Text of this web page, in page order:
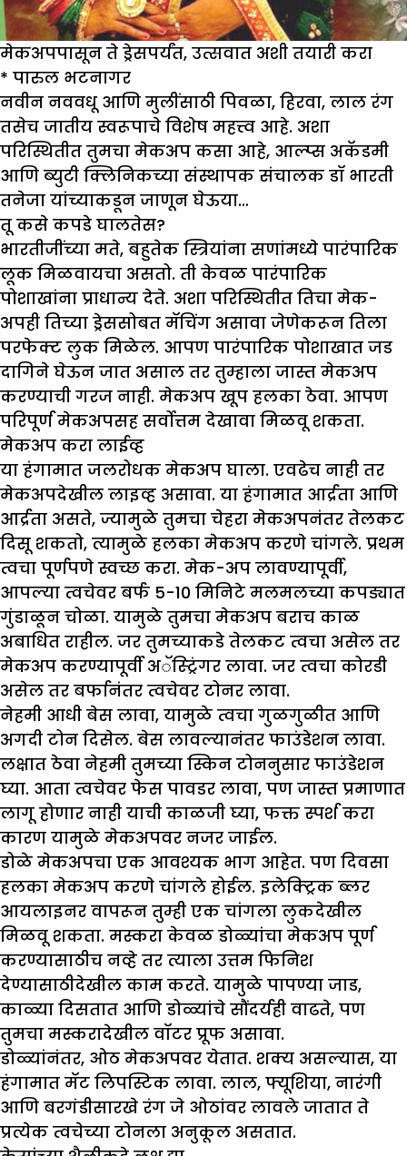
मेकअपपासून ते ड्रेसपर्यंत, उत्सवात अशी तयारी करा
* पारुल भटनागर
नवीन नववधू आणि मुलींसाठी पिवळा, हिरवा, लाल रंग
तसेच जातीय स्वरूपाचे विशेष महत्त्व आहे. अशा
परिस्थितीत तुमचा मेकअप कसा आहे, आल्प्स अकॅडमी
आणि ब्युटी क्लिनिकच्या संस्थापक संचालक डॉ भारती
तनेजा यांच्याकडून जाणून घेऊया…
तू कस कपडे घालतेस?
भारतीजींच्या मते, बहुतेक स्त्रियांना सणांमध्ये पारंपारिक
लूक मिळवायचा असतो. ती केवळ पारंपारिक
पोशाखांना प्राधान्य देते. अशा परिस्थितीत तिचा मेक-
अपही तिच्या ड्रेससोबत मॅचिंग असावा जेणेकरून तिला
परफेक्ट लुक मिळेल. आपण पारंपारिक पोशाखात जड
दागिने घेऊन जात असाल तर तुम्हाला जास्त मेकअप
करण्याची गरज नाही. मेकअप खूप हलका ठेवा. आपण
परिपूर्ण मेकअपसह सर्वोत्तम देखावा मिळवू शकता.
मेकअप करा लाईव्ह
या हंगामात जलरोधक मेकअप घाला. एवढेच नाही तर
मेकअपदेखील लाइव्ह असावा. या हंगामात आर्द्रता आणि
आर्द्रता असते, ज्यामुळे तुमचा चेहरा मेकअपनंतर तेलकट
दिसू शकतो, त्यामुळे हलका मेकअप करणे चांगले. प्रथम
त्वचा पूर्णपणे स्वच्छ करा. मेक-अप लावण्यापूर्वी,
आपल्या त्वचेवर बर्फ 5-10 मिनिटे मलमलच्या कपड्यात
गुंडाळून चोळा. यामुळे तुमचा मेकअप बराच काळ
अबाधित राहील. जर तुमच्याकडे तेलकट त्वचा असेल तर
मेकअप करण्यापूर्वी अॅस्ट्रिंगर लावा. जर त्वचा कोरडी
असेल तर बर्फानंतर त्वचेवर टोनर लावा.
नेहमी आधी बेस लावा, यामुळे त्वचा गुळगुळीत आणि
अगदी टोन दिसेल. बेस लावल्यानंतर फाउंडेशन लावा.
लक्षात ठेवा नेहमी तुमच्या स्किन टोननुसार फाउंडेशन
घ्या. आता त्वचेवर फेस पावडर लावा, पण जास्त प्रमाणात
लागू होणार नाही याची काळजी घ्या, फक्त स्पर्श करा
कारण यामुळे मेकअपवर नजर जाईल.
डोळे मेकअपचा एक आवश्यक भाग आहेत. पण दिवसा
हलका मेकअप करणे चांगले होईल. इलेक्ट्रिक ब्लर
आयलाइनर वापरून तुम्ही एक चांगला लुकदेखील
मिळवू शकता. मस्करा केवळ डोळ्यांचा मेकअप पूर्ण
करण्यासाठीच नव्हे तर त्याला उत्तम फिनिश
देण्यासाठीदेखील काम करते. यामुळे पापण्या जाड,
काळ्या दिसतात आणि डोळ्यांचे सौंदर्यही वाढते, पण
तुमचा मस्करादेखील वॉटर प्रूफ असावा.
डोळ्यांनंतर, ओठ मेकअपवर येतात. शक्य असल्यास, या
हंगामात मॅट लिपस्टिक लावा. लाल, फ्यूशिया, नारंगी
आणि बरगंडीसारखे रंग जे ओठांवर लावले जातात ते
प्रत्येक त्वचेच्या टोनला अनुकूल असतात.